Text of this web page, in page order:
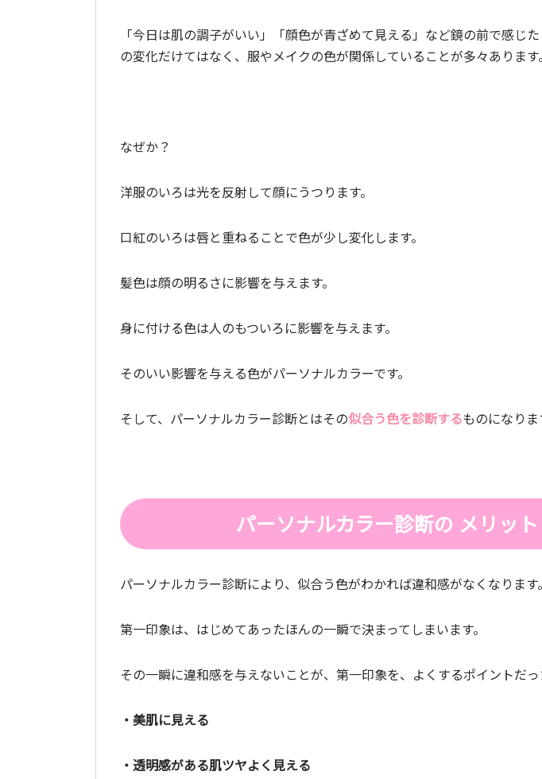
「今日は肌の調子がいい」「顔色が青ざめて見える」など鏡の前で感じ
の変化だけてはなく、服やメイクの色が関係していることが多々あります。
なぜか？
洋服のいろは光を反射して顔にうつります。
口紅のいろは唇と重ねることで色が少し変化します。
髪色は顔の明るさに影響を与えます。
身に付ける色は人のもついろに影響を与えます。
そのいい影響を与える色がパーソナルカラーです。
そして、パーソナルカラー診断とはその似合う色を診断するものになりま
パーソナルカラー診断の メリット
パーソナルカラー診断により、似合う色がわかれば違和感がなくなります。
第一印象は、はじめてあったほんの一瞬で決まってしまいます。
その一瞬に違和感を与えないことが、第一印象を、よくするポイントだっ
・美肌に見える
・透明感がある肌ツヤよく見える